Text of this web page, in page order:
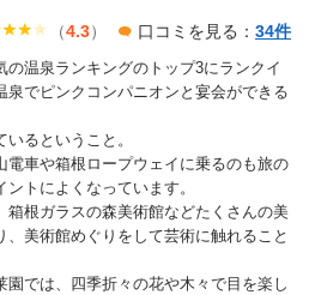
（4.3） 口コミを見る： 34件
温泉ランキングのトップ3にランクイ
泉でピンクコンパニオンと宴会ができる
るということ。
電車や箱根ロープウェイに乗るのも旅の
トによくなっています。
箱根ガラスの森美術館などたくさんの美
美術館めぐりをして芸術に触れること
では、四季折々の花や木々で目を楽し